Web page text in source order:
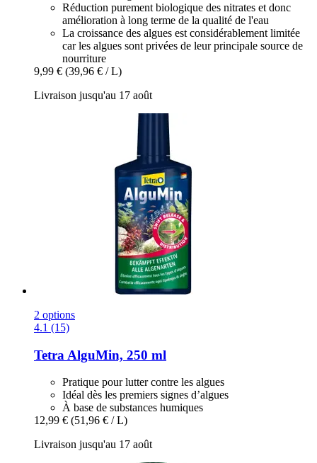
Réduction purement biologique des nitrates et donc
amélioration à long terme de la qualité de l'eau
La croissance des algues est considérablement limitée
car les algues sont privées de leur principale source de
nourriture
9,99 € (39,96 € / L)
Livraison jusqu'au 17 août
2 options
4.1 (15)
Tetra AlguMin, 250 ml
Pratique pour lutter contre les algues
Idéal dès les premiers signes d’algues
À base de substances humiques
12,99 € (51,96 € / L)
Livraison jusqu'au 17 août